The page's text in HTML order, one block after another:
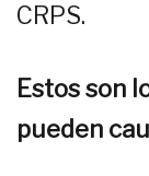
CRPS.
Estos son
pueden